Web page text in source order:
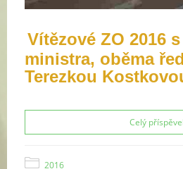
Vítězové ZO 2016
ministra, oběma
Terezkou
Celý
2016